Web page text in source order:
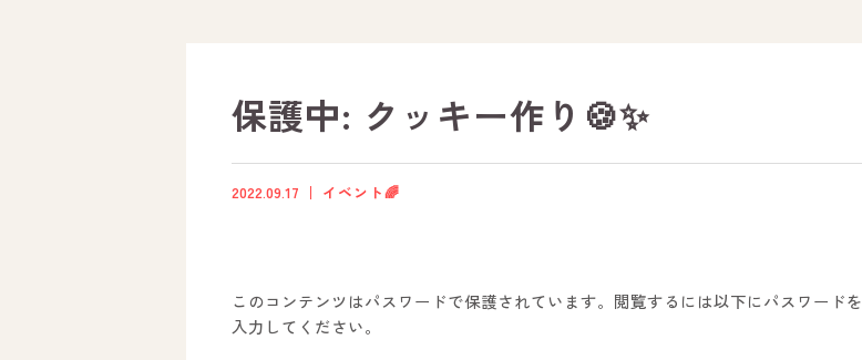
保護中: クッキー作り🍪✨
2022.09.17 イベント🌈
このコンテンツはパスワードで保護されています。閲覧するには以下にパスワードを
入力してください。